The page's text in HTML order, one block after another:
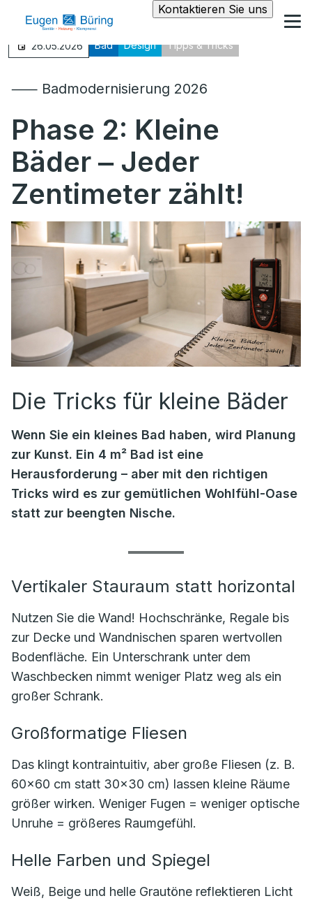
Kontaktieren Sie uns
26.05.2026 Bad Design Tipps & Tricks
⸺ Badmodernisierung 2026
Phase 2: Kleine
Bäder ‒ Jeder
Zentimeter zählt!
Die Tricks für kleine Bäder
Wenn Sie ein kleines Bad haben, wird Planung
zur Kunst. Ein 4 m² Bad ist eine
Herausforderung – aber mit den richtigen
Tricks wird es zur gemütlichen Wohlfühl-Oase
statt zur beengten Nische.
Vertikaler Stauraum statt horizontal
Nutzen Sie die Wand! Hochschränke, Regale bis
zur Decke und Wandnischen sparen wertvollen
Bodenfläche. Ein Unterschrank unter dem
Waschbecken nimmt weniger Platz weg als ein
großer Schrank.
Großformatige Fliesen
Das klingt kontraintuitiv, aber große Fliesen (z. B.
60×60 cm statt 30×30 cm) lassen kleine Räume
größer wirken. Weniger Fugen = weniger optische
Unruhe = größeres Raumgefühl.
Helle Farben und Spiegel
Weiß, Beige und helle Grautöne reflektieren Licht